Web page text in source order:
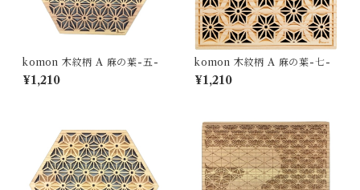
komon 木紋柄 A 麻の葉-五-
¥1,210
komon 木紋柄 A 麻の葉-七-
¥1,210